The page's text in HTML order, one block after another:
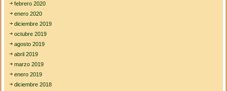
febrero 2020
enero 2020
diciembre 2019
octubre 2019
agosto 2019
abril 2019
marzo 2019
enero 2019
diciembre 2018